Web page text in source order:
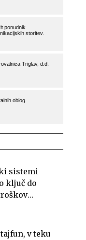
sistemi
ključ do
v teku